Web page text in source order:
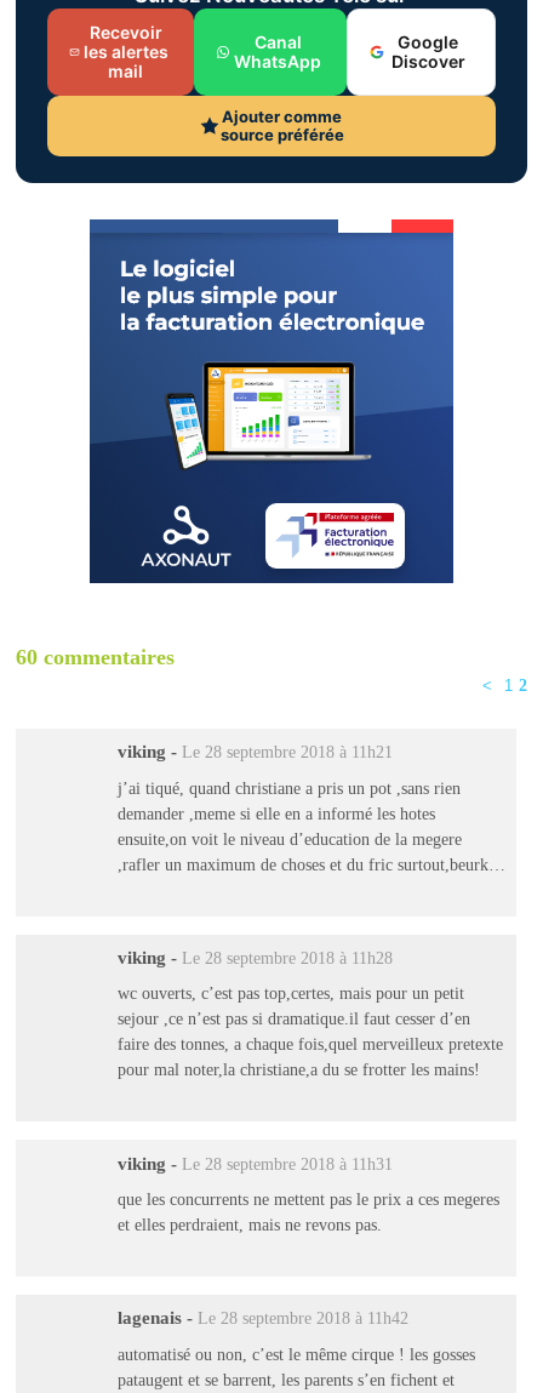
Recevoir
les alertes
mail
Canal
WhatsApp
Google
Discover
Ajouter comme
source préférée
60 commentaires
< 1 2
viking - Le 28 septembre 2018 à 11h21
j’ai tiqué, quand christiane a pris un pot ,sans rien
demander ,meme si elle en a informé les hotes
ensuite,on voit le niveau d’education de la megere
,rafler un maximum de choses et du fric surtout,beurk…
viking - Le 28 septembre 2018 à 11h28
wc ouverts, c’est pas top,certes, mais pour un petit
sejour ,ce n’est pas si dramatique.il faut cesser d’en
faire des tonnes, a chaque fois,quel merveilleux pretexte
pour mal noter,la christiane,a du se frotter les mains!
viking - Le 28 septembre 2018 à 11h31
que les concurrents ne mettent pas le prix a ces megeres
et elles perdraient, mais ne revons pas.
lagenais - Le 28 septembre 2018 à 11h42
automatisé ou non, c’est le même cirque ! les gosses
pataugent et se barrent, les parents s’en fichent et